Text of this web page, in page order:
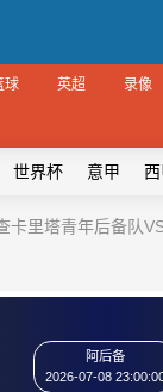
球 英超 录像
世界杯 意甲
卡里塔青年后备队